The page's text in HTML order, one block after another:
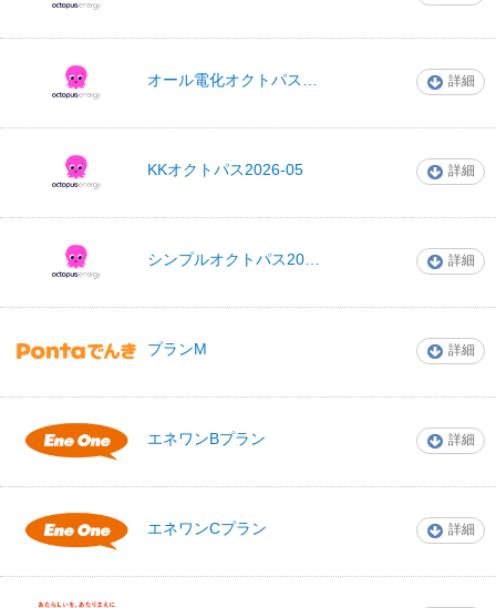
オクトパスエナジ
詳細
オクトパスエナジ
KKオクトパス2026-05 詳細
オクトパスエナジ
詳細
Pontaでんき プランM 詳細
エネワンでんき エネワンBプラン 詳細
エネワンでんき エネワンCプラン 詳細